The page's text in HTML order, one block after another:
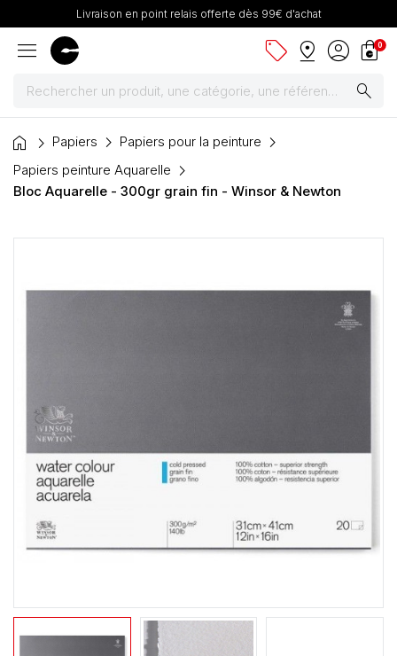
Livraison en point relais offerte dès 99€ d'achat
menu sell pin_drop account_circle shopping_bag
0
search
Peintures
Pinceaux & fournitures
Loisirs Créatifs
Coffrets & cadeaux
Encadrement
Contact / Aide
home Papiers
Papiers pour la peinture
Papiers peinture Aquarelle
Bloc Aquarelle - 300gr grain fin - Winsor & Newton